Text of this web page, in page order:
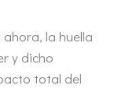
ahora, la huella
y dicho
total del